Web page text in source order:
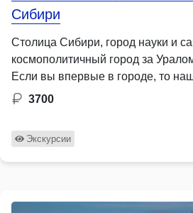
Сибири
Столица Сибири, город науки и
космополитичный город за
Если вы впервые в городе, то
3700
Экскурсии